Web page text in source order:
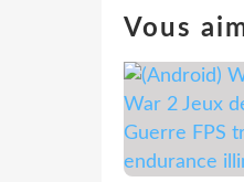
Vous